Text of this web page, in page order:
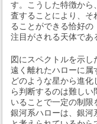
す。こうした特徴から
査することにより、そ
ることができる恰好
注目がされる天体であ
図にスペクトルを示
遠く離れたハローに属
どのような星から進
ら判断するのは難し
いることで一定の制限
銀河系ハローは、銀河